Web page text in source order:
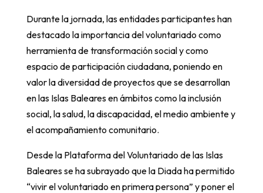
Durante la jornada, las entidades participantes han
destacado la importancia del voluntariado como
herramienta de transformación social y como
espacio de participación ciudadana, poniendo en
valor la diversidad de proyectos que se desarrollan
en las Islas Baleares en ámbitos como la inclusión
social, la salud, la discapacidad, el medio ambiente y
el acompañamiento comunitario.
Desde la Plataforma del Voluntariado de las Islas
Baleares se ha subrayado que la Diada ha permitido
“vivir el voluntariado en primera persona” y poner el